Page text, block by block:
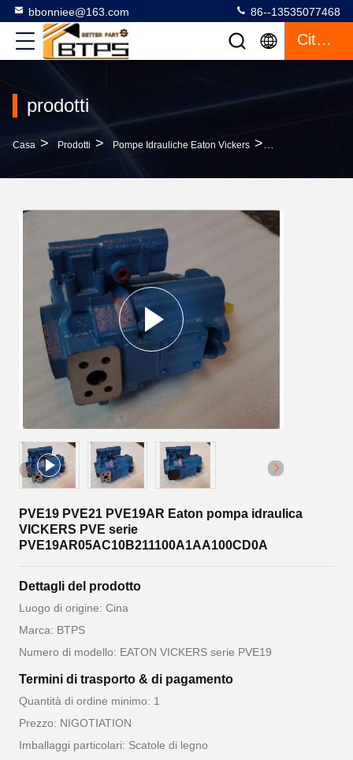
bbonniee@163.com 86--13535077468
Citazione
prodotti
Casa > Prodotti > Pompe Idrauliche Eaton Vickers >
PVE19 PVE21 PVE19AR Eaton pompa idraulica
VICKERS PVE serie
PVE19AR05AC10B211100A1AA100CD0A
Dettagli del prodotto
Luogo di origine: Cina
Marca: BTPS
Numero di modello: EATON VICKERS serie PVE19
Termini di trasporto & di pagamento
Quantità di ordine minimo: 1
Prezzo: NIGOTIATION
Imballaggi particolari: Scatole di legno